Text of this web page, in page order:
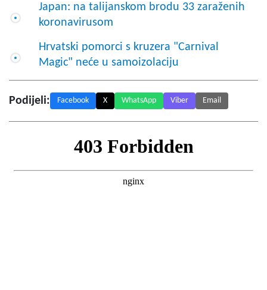
Japan: na talijanskom brodu 33 zaraženih
koronavirusom
Hrvatski pomorci s kruzera "Carnival
Magic" neće u samoizolaciju
Podijeli: Facebook X WhatsApp Viber Email